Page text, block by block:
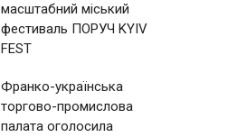
масштабний міський
фестиваль ПОРУЧ KYIV
FEST
Франко-українська
торгово-промислова
палата оголосила